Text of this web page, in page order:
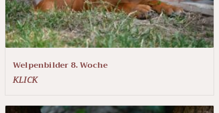
Welpenbilder 8. Woche
KLICK